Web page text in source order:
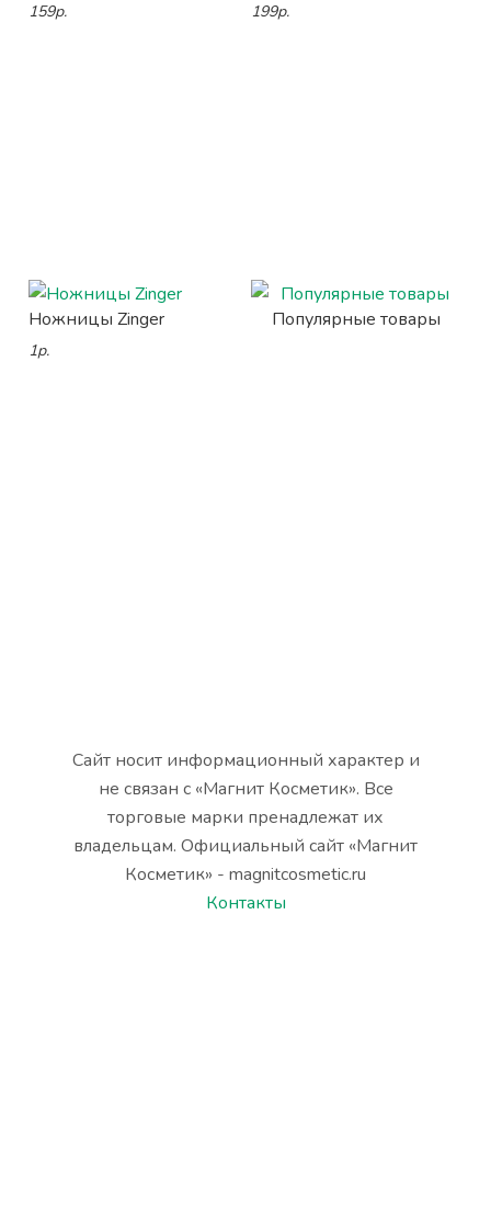
159р. 199р.
Ножницы Zinger
1р.
Популярные товары
Сайт носит информационный характер и
не связан с «Магнит Косметик». Все
торговые марки пренадлежат их
владельцам. Официальный сайт «Магнит
Косметик» - magnitcosmetic.ru
Контакты